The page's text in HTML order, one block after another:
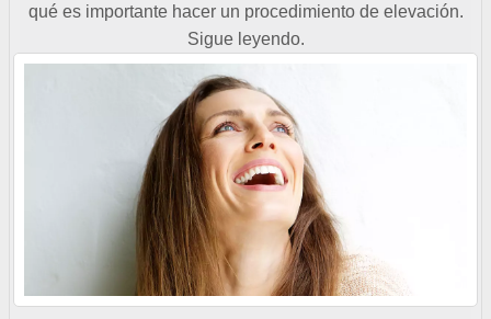
qué es importante hacer un procedimiento de elevación.
Sigue leyendo.